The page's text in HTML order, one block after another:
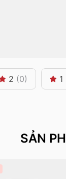
2 (0) 1
SẢN